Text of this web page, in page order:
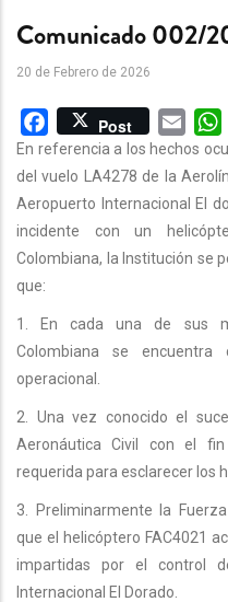
Comunicado 002/
20 de Febrero de 2026
Facebook
Post Email
En referencia a los hechos
del vuelo LA4278 de la
Aeropuerto Internacional El
incidente con un
Colombiana, la Institución se
que:
1. En cada una de sus
Colombiana se encuentra
operacional.
2. Una vez conocido el
Aeronáutica Civil con el
requerida para esclarecer los
3. Preliminarmente la
que el helicóptero FAC4021
impartidas por el control
Internacional El Dorado.